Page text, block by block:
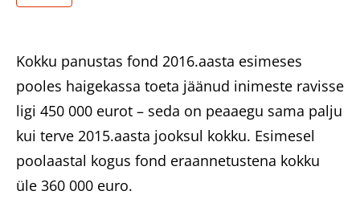
Eesti
Kokku panustas fond 2016.aasta esimeses
pooles haigekassa toeta jäänud inimeste ravisse
ligi 450 000 eurot – seda on peaaegu sama palju
kui terve 2015.aasta jooksul kokku. Esimesel
poolaastal kogus fond eraannetustena kokku
üle 360 000 euro.